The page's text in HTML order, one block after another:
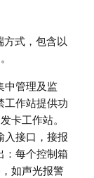
式，包含以
管理及监
作站提供功
卡工作站。
接口，接报
每个控制箱
如声光报警